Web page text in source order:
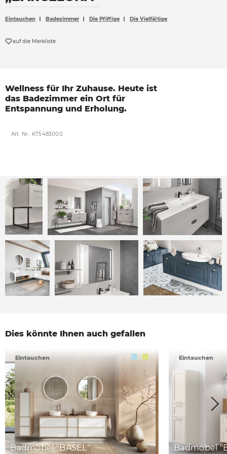
Sonnen- und Sichtschutz
Eintauchen Badezimmer Die Pfiffige Die Vielfältige
auf die Merkliste
Wellness für Ihr Zuhause. Heute ist
das Badezimmer ein Ort für
Entspannung und Erholung.
Art. Nr.: KT5483000
Dies könnte Ihnen auch gefallen
Badmöbel "BASEL"
Eintauchen
Badmöbel
Eintauchen